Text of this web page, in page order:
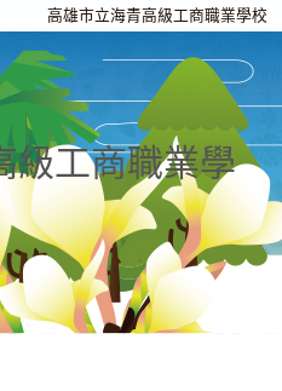
高雄市立海青高級工商職業學校
級工商職業學